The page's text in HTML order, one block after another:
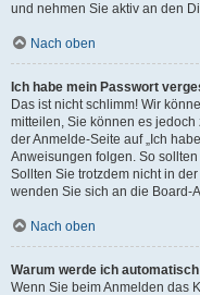
und nehmen Sie aktiv an den
Nach oben
Ich habe mein Passwort
Das ist nicht schlimm! Wir
mitteilen, Sie können es
der Anmelde-Seite auf „Ich
Anweisungen folgen. So
Sollten Sie trotzdem nicht in
wenden Sie sich an die Board-
Nach oben
Warum werde ich
Wenn Sie beim Anmelden das